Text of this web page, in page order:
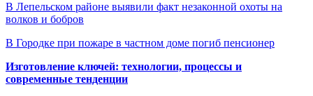
В Лепельском районе выявили факт незаконной охоты на
волков и бобров
В Городке при пожаре в частном доме погиб пенсионер
Изготовление ключей: технологии, процессы и
современные тенденции